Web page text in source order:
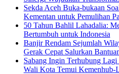
Sekda Aceh Buka-bukaan
Kementan untuk Pemulihan
50 Tahun Bahlil Lahadalia:
Bertumbuh untuk Indonesia
Banjir Rendam Sejumlah
Gerak Cepat Salurkan
Sabang Ingin Terhubung
Wali Kota Temui Kemenhub-